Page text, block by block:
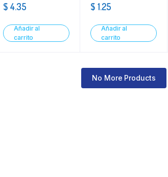
$ 4.35
Añadir al
carrito
$ 1.25
Añadir al
carrito
No More Products